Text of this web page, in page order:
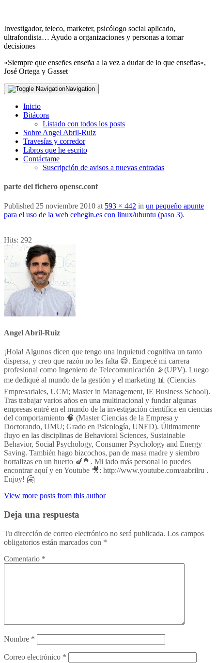
Investigador, teleco, marketer, psicólogo social aplicado,
ultrafondista… Ayudo a organizaciones y personas a tomar
decisiones
«Siempre que enseñes enseña a la vez a dudar de lo que enseñas»,
José Ortega y Gasset
Navigation
Inicio
Bitácora
Listado con todos los posts
Sobre Angel Abril-Ruiz
Travesías y corredor
Libros que he escrito
Contáctame
Suscripción de avisos a nuevas entradas
parte del fichero opensc.conf
Published 25 noviembre 2010 at 593 × 442 in un pequeño apunte
para el uso de la web cehegin.es con linux/ubuntu (paso 3).
Hits: 292
Angel Abril-Ruiz
¡Hola! Algunos dicen que tengo una inquietud cognitiva un tanto
dispersa, y creo que razón no les falta 😅. Empecé mi carrera
profesional como Ingeniero de Telecomunicación 📡(UPV). Luego
me dediqué al mundo de la gestión y el marketing 📊 (Ciencias
Empresariales, UCM; Master in Management, IE Business School).
Tras trabajar varios años en una multinacional y fundar algunas
empresas entré en el mundo de la investigación científica en ciencias
del comportamiento 🧠 (Master Ciencias de la Empresa y
Doctorando, UMU; Grado en Psicología, UNED). Últimamente
fluyo en las disciplinas de Behavioral Sciences, Sustainable
Behavior, Social Psychology, Consumer Psychology and Energy
Saving. También hago bizcochos, pan de masa madre y siembro
hortalizas en un huerto 🍆🥦. Mi lado más personal lo puedes
encontrar aquí y en Youtube 🎥: http://www.youtube.com/aabrilru .
Enjoy! 🤗
View more posts from this author
Deja una respuesta
Tu dirección de correo electrónico no será publicada. Los campos
obligatorios están marcados con *
Comentario *
Nombre *
Correo electrónico *